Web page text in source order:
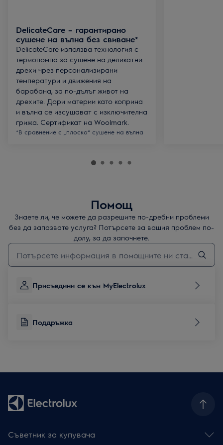
DelicateCare – гарантирано
сушене на вълна без свиване*
DelicateCare използва технология с
термопомпа за сушене на деликатни
дрехи чрез персонализирани
температури и движения на
барабана, за по-дълъг живот на
дрехите. Дори материи като коприна
и вълна се изсушават с изключителна
грижа. Сертификат на Woolmark.
*В сравнение с „плоско“ сушене на вълна
Помощ
Знаете ли, че можете да разрешите по-дребни проблеми
без да запазвате услуга? Потърсете за вашия проблем по-
долу, за да започнете.
Въведете текст за да потърсите статии за поддръжка
Присъедини се към MyElectrolux
Поддръжка
Съветник за купувача